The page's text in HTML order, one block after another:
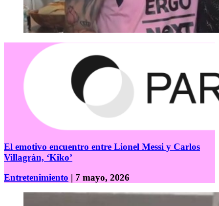
El emotivo encuentro entre Lionel Messi y Carlos
Villagrán, ‘Kiko’
Entretenimiento | 7 mayo, 2026